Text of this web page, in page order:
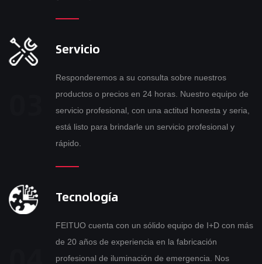
Servicio
Responderemos a su consulta sobre nuestros
productos o precios en 24 horas. Nuestro equipo de
servicio profesional, con una actitud honesta y seria,
está listo para brindarle un servicio profesional y
rápido.
Tecnología
FEITUO cuenta con un sólido equipo de I+D con más
de 20 años de experiencia en la fabricación
profesional de iluminación de emergencia. Nos